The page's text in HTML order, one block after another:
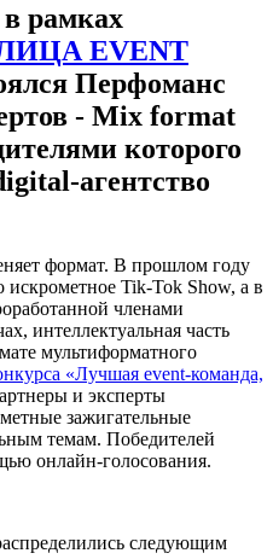
в рамках
EVENT
Перфоманс
- Mix format
которого
агентство
формат. В прошлом году
Tik-Tok Show, а в
членами
интеллектуальная часть
мультиформатного
«Лучшая event-команда,
и эксперты
зажигательные
темам. Победителей
онлайн-голосования.
следующим